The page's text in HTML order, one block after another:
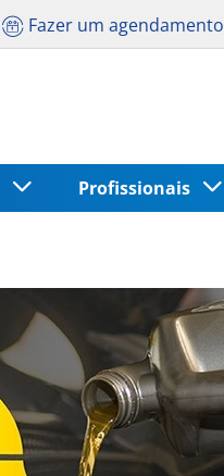
Fazer um agendamento
Profissionais